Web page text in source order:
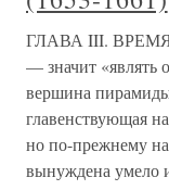
ГЛАВА III. ВРЕМЯ
— значит «являть
вершина
главенствующая
но по-прежнему
вынуждена умело